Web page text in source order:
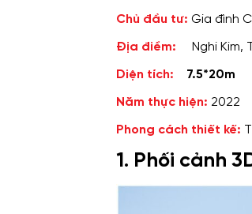
Chủ đầu tư: Gia đình
Địa điểm: Nghi Kim,
Diện tích: 7.5*20m
Năm thực hiện: 2022
Phong cách thiết kế:
1. Phối cảnh